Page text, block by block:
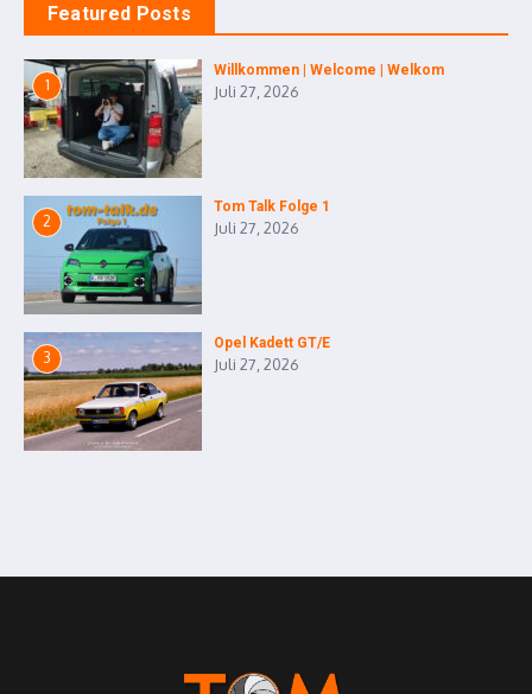
Featured Posts
1
Willkommen | Welcome | Welkom
Juli 27, 2026
2
Tom Talk Folge 1
Juli 27, 2026
3
Opel Kadett GT/E
Juli 27, 2026